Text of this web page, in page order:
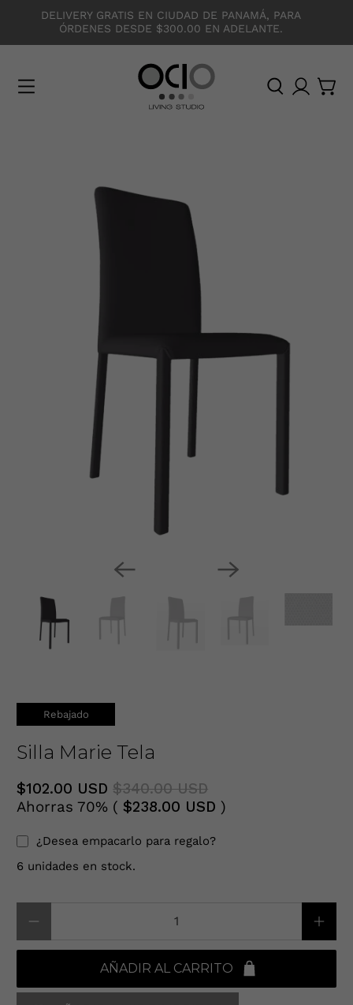
DELIVERY GRATIS EN CIUDAD DE PANAMÁ, PARA
ÓRDENES DESDE $300.00 EN ADELANTE.
Rebajado
Silla Marie Tela
$102.00 USD $340.00 USD
Ahorras 70% ( $238.00 USD )
¿Desea empacarlo para regalo?
6 unidades en stock.
AÑADIR AL CARRITO